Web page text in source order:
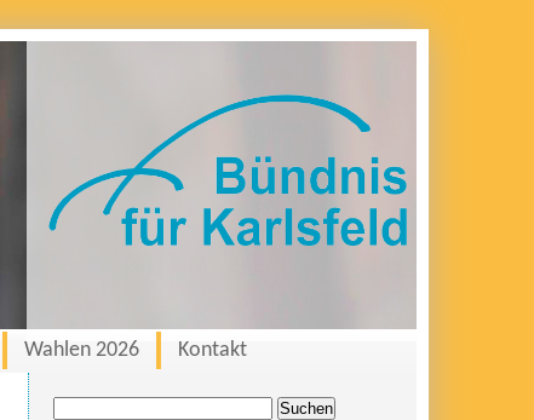
Wahlen 2026 Kontakt